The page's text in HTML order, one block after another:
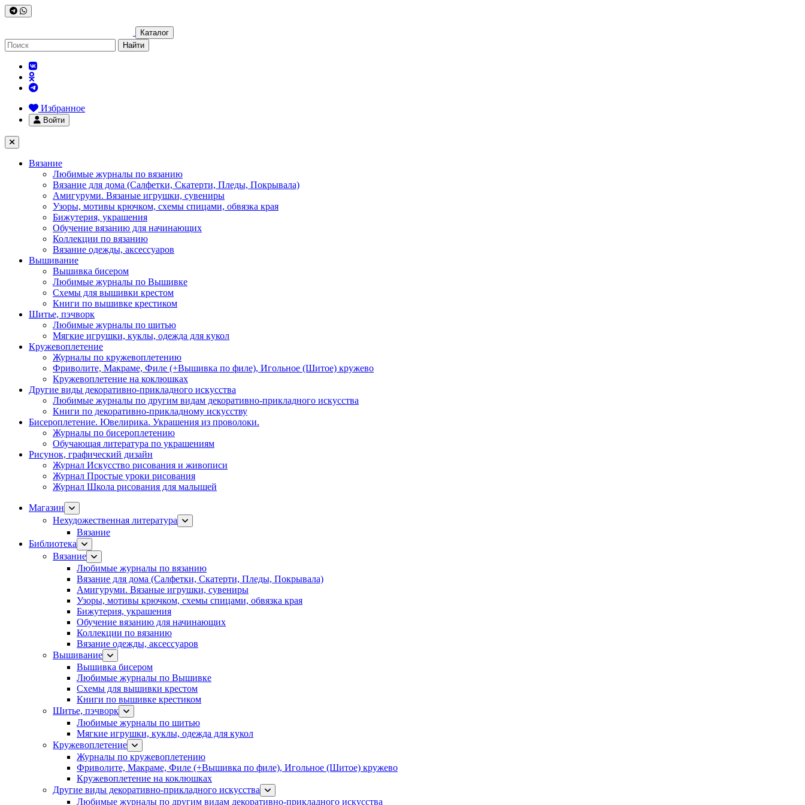
Каталог
Найти
Избранное
Войти
Вязание
Любимые журналы по вязанию
Вязание для дома (Салфетки, Скатерти, Пледы, Покрывала)
Амигуруми. Вязаные игрушки, сувениры
Узоры, мотивы крючком, схемы спицами, обвязка края
Бижутерия, украшения
Обучение вязанию для начинающих
Коллекции по вязанию
Вязание одежды, аксессуаров
Вышивание
Вышивка бисером
Любимые журналы по Вышивке
Схемы для вышивки крестом
Книги по вышивке крестиком
Шитье, пэчворк
Любимые журналы по шитью
Мягкие игрушки, куклы, одежда для кукол
Кружевоплетение
Журналы по кружевоплетению
Фриволите, Макраме, Филе (+Вышивка по филе), Игольное (Шитое) кружево
Кружевоплетение на коклюшках
Другие виды декоративно-прикладного искусства
Любимые журналы по другим видам декоративно-прикладного искусства
Книги по декоративно-прикладному искусству
Бисероплетение. Ювелирика. Украшения из проволоки.
Журналы по бисероплетению
Обучающая литература по украшениям
Рисунок, графический дизайн
Журнал Искусство рисования и живописи
Журнал Простые уроки рисования
Журнал Школа рисования для малышей
Магазин
Нехудожественная литература
Вязание
Библиотека
Вязание
Любимые журналы по вязанию
Вязание для дома (Салфетки, Скатерти, Пледы, Покрывала)
Амигуруми. Вязаные игрушки, сувениры
Узоры, мотивы крючком, схемы спицами, обвязка края
Бижутерия, украшения
Обучение вязанию для начинающих
Коллекции по вязанию
Вязание одежды, аксессуаров
Вышивание
Вышивка бисером
Любимые журналы по Вышивке
Схемы для вышивки крестом
Книги по вышивке крестиком
Шитье, пэчворк
Любимые журналы по шитью
Мягкие игрушки, куклы, одежда для кукол
Кружевоплетение
Журналы по кружевоплетению
Фриволите, Макраме, Филе (+Вышивка по филе), Игольное (Шитое) кружево
Кружевоплетение на коклюшках
Другие виды декоративно-прикладного искусства
Любимые журналы по другим видам декоративно-прикладного искусства